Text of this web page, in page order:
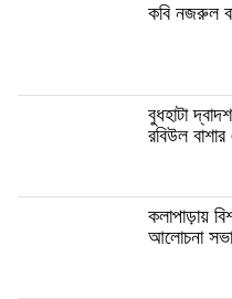
কবি নজরুল
বুধহাটা
রবিউল
কলাপাড়ায়
আলোচনা